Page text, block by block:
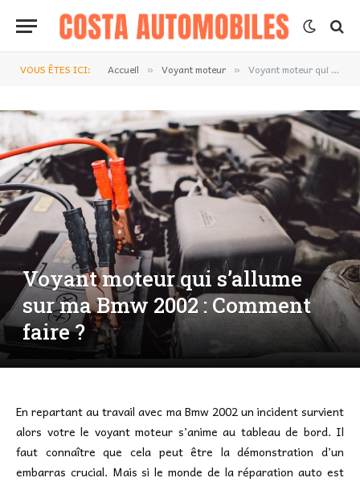
VOUS ÊTES ICI: Accueil » Voyant moteur » Voyant moteur qui s’allume sur ma Bmw 2002 : Comment faire ?
Voyant moteur qui s’allume
sur ma Bmw 2002 : Comment
faire ?
En repartant au travail avec ma Bmw 2002 un incident survient
alors votre le voyant moteur s’anime au tableau de bord. Il
faut connaître que cela peut être la démonstration d’un
embarras crucial. Mais si le monde de la réparation auto est